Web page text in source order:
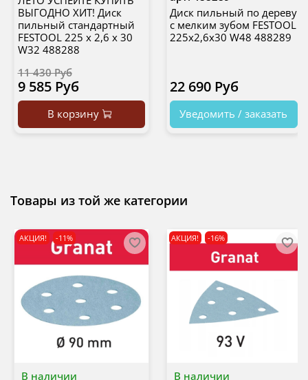
ВЫГОДНО ХИТ! Диск
пильный стандартный
FESTOOL 225 x 2,6 x 30
W32 488288
11 430 Руб
9 585 Руб
В корзину
Диск пильный по дереву
с мелким зубом FESTOOL
225x2,6x30 W48 488289
22 690 Руб
Уведомить / заказать
Товары из той же категории
В наличии
АКЦИЯ! -11%
В наличии
АКЦИЯ! -16%